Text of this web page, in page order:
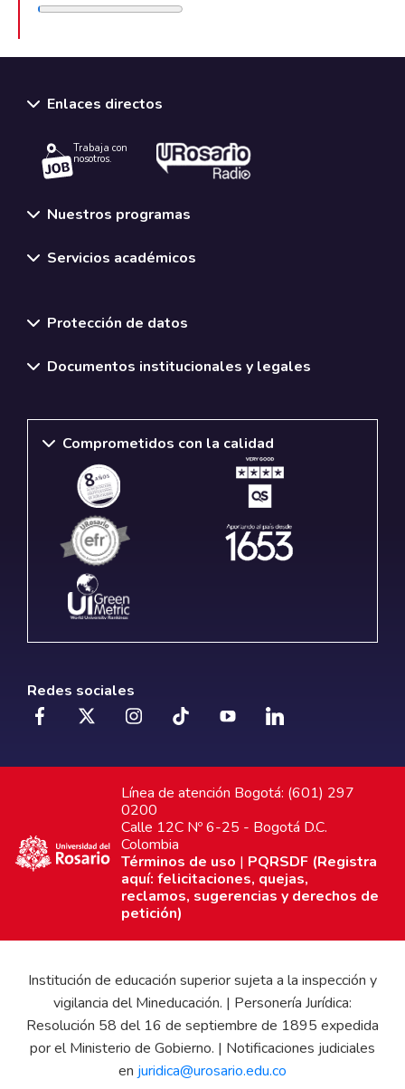
Enlaces directos
Trabaja con
nosotros.
Nuestros programas
Servicios académicos
Protección de datos
Documentos institucionales y legales
Comprometidos con la calidad
Redes sociales
Línea de atención Bogotá: (601) 297
0200
Calle 12C Nº 6-25 - Bogotá D.C.
Colombia
Términos de uso | PQRSDF (Registra
aquí: felicitaciones, quejas,
reclamos, sugerencias y derechos de
petición)
Institución de educación superior sujeta a la inspección y
vigilancia del Mineducación. | Personería Jurídica:
Resolución 58 del 16 de septiembre de 1895 expedida
por el Ministerio de Gobierno. | Notificaciones judiciales
en juridica@urosario.edu.co